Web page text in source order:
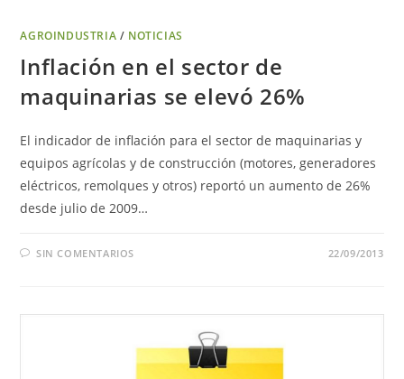
AGROINDUSTRIA / NOTICIAS
Inflación en el sector de
maquinarias se elevó 26%
El indicador de inflación para el sector de maquinarias y
equipos agrícolas y de construcción (motores, generadores
eléctricos, remolques y otros) reportó un aumento de 26%
desde julio de 2009…
SIN COMENTARIOS 22/09/2013